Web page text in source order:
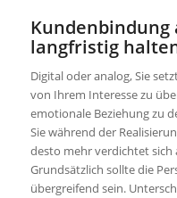
Kundenbindung
langfristig
Digital oder analog, Sie
von Ihrem Interesse zu
emotionale Beziehung zu
Sie während der
desto mehr verdichtet
Grundsätzlich sollte die
übergreifend sein.